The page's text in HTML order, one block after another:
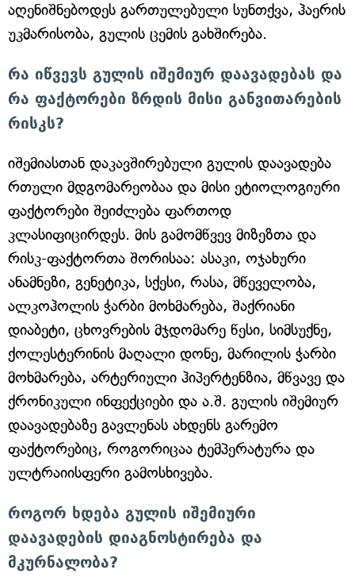
აღენიშნებოდეს გართულებული სუნთქვა, ჰაერის
უკმარისობა, გულის ცემის გახშირება.
რა იწვევს გულის იშემიურ დაავადებას და
რა ფაქტორები ზრდის მისი განვითარების
რისკს?
იშემიასთან დაკავშირებული გულის დაავადება
რთული მდგომარეობაა და მისი ეტიოლოგიური
ფაქტორები შეიძლება ფართოდ
კლასიფიცირდეს. მის გამომწვევ მიზეზთა და
რისკ-ფაქტორთა შორისაა: ასაკი, ოჯახური
ანამნეზი, გენეტიკა, სქესი, რასა, მწეველობა,
ალკოჰოლის ჭარბი მოხმარება, შაქრიანი
დიაბეტი, ცხოვრების მჯდომარე წესი, სიმსუქნე,
ქოლესტერინის მაღალი დონე, მარილის ჭარბი
მოხმარება, არტერიული ჰიპერტენზია, მწვავე და
ქრონიკული ინფექციები და ა.შ. გულის იშემიურ
დაავადებაზე გავლენას ახდენს გარემო
ფაქტორებიც, როგორიცაა ტემპერატურა და
ულტრაიისფერი გამოსხივება.
როგორ ხდება გულის იშემიური
დაავადების დიაგნოსტირება და
მკურნალობა?